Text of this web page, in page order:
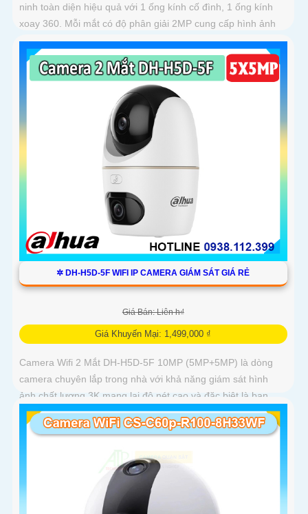
ninh toàn diện hiệu quả với 1 ống kính cố đình, 1 ống kính
xoay 360. Mỗi mắt có độ phân giải 2MP cung cấp hình ảnh
giám sát sắc nét, hỗ trợ ban đêm có màu, tích hợp mic và loa
đàm thoại 2 chiều, khả năng phát hiện phân biệt người vật
độ chính xác cao
✲ DH-H5D-5F WIFI IP CAMERA GIÁM SÁT GIÁ RẺ
Giá Bán: Liên h₫
Giá Khuyến Mại: 1,499,000 ₫
Camera Wifi 2 Mắt DH-H5D-5F 10MP (5MP+5MP) là dòng
camera chuyên lắp trong nhà với khả năng giám sát hình
ảnh chất lượng 3K mang lại độ nét cao và đặc biệt là ban
đêm có màu sắc chân thực. Camera wifi DH-H5D-5F còn
giúp đảm bảo an ninh hiệu quả với tính năng phát hiện người